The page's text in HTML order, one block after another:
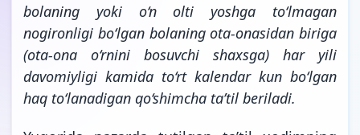
bolaning yoki o‘n olti yoshga to‘lmagan
nogironligi bo‘lgan bolaning ota-onasidan biriga
(ota-ona o‘rnini bosuvchi shaxsga) har yili
davomiyligi kamida to‘rt kalendar kun bo‘lgan
haq to‘lanadigan qo‘shimcha ta’til beriladi.